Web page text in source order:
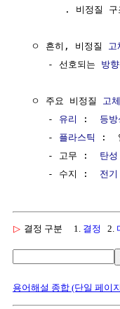
. 비정질 구
  ㅇ 흔히, 비정질
고
     - 선호되는
방
  ㅇ 주요 비정질
고체
     -
유리 : 등방
     -
플라스틱 :
     - 고무 :
탄성
     - 수지 :
전
▷ 결정 구분 1. 결정 2.
용어해설 종합 (단일 페이